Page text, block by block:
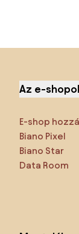
Az e-
E-shop
Biano Pixel
Biano Star
Data Room